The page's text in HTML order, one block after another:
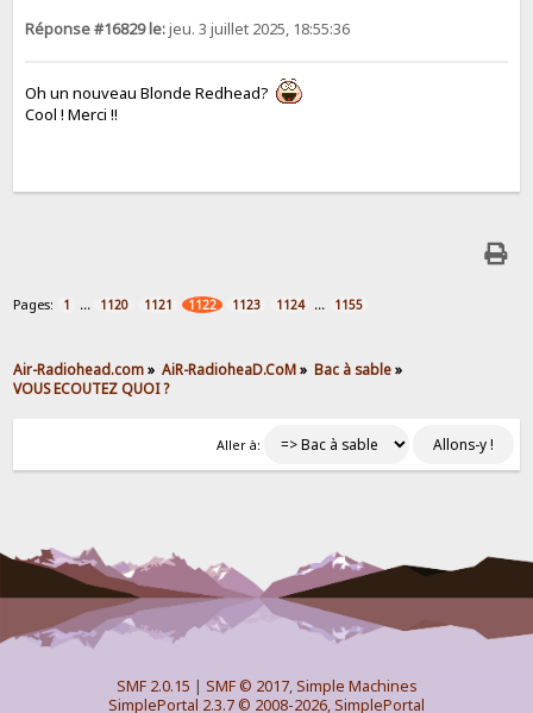
Réponse #16829 le:jeu. 3 juillet 2025, 18:55:36
Oh un nouveau Blonde Redhead?
Cool ! Merci !!
Pages: 1 ... 1120 1121 1122 1123 1124 ... 1155
Air-Radiohead.com» AiR-RadioheaD.CoM» Bac à sable»
VOUS ECOUTEZ QUOI ?
Aller à:
SMF 2.0.15 | SMF © 2017,Simple Machines
SimplePortal 2.3.7 © 2008-2026, SimplePortal